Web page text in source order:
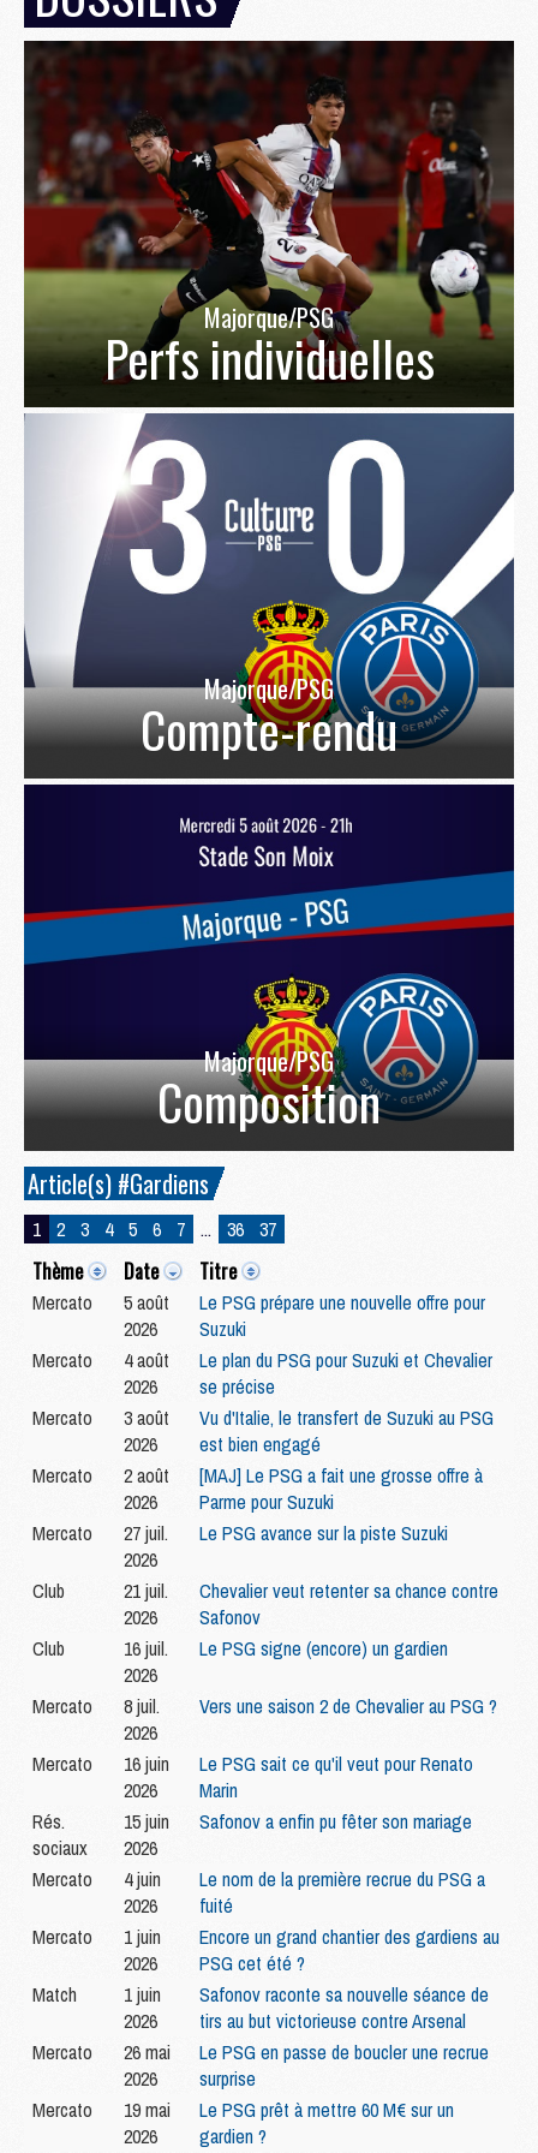
Majorque/PSG
Perfs individuelles
Majorque/PSG
Compte-rendu
Majorque/PSG
Composition
Article(s) #Gardiens
1 2 3 4 5 6 7 ... 36 37
Thème Date Titre
Mercato
5 août
2026
Le PSG prépare une nouvelle offre pour
Suzuki
Mercato
4 août
2026
Le plan du PSG pour Suzuki et Chevalier
se précise
Mercato
3 août
2026
Vu d'Italie, le transfert de Suzuki au PSG
est bien engagé
Mercato
2 août
2026
[MAJ] Le PSG a fait une grosse offre à
Parme pour Suzuki
Mercato
27 juil.
2026
Le PSG avance sur la piste Suzuki
Club
21 juil.
2026
Chevalier veut retenter sa chance contre
Safonov
Club
16 juil.
2026
Le PSG signe (encore) un gardien
Mercato
8 juil.
2026
Vers une saison 2 de Chevalier au PSG ?
Mercato
16 juin
2026
Le PSG sait ce qu'il veut pour Renato
Marin
Rés.
sociaux
15 juin
2026
Safonov a enfin pu fêter son mariage
Mercato
4 juin
2026
Le nom de la première recrue du PSG a
fuité
Mercato
1 juin
2026
Encore un grand chantier des gardiens au
PSG cet été ?
Match
1 juin
2026
Safonov raconte sa nouvelle séance de
tirs au but victorieuse contre Arsenal
Mercato
26 mai
2026
Le PSG en passe de boucler une recrue
surprise
Mercato
19 mai
2026
Le PSG prêt à mettre 60 M€ sur un
gardien ?